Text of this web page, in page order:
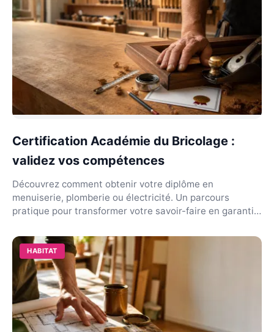
Certification Académie du Bricolage :
validez vos compétences
Découvrez comment obtenir votre diplôme en
menuiserie, plomberie ou électricité. Un parcours
pratique pour transformer votre savoir-faire en garantie
HABITAT